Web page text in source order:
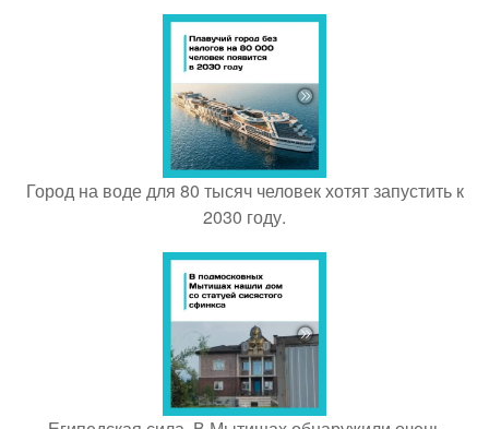
Город на воде для 80 тысяч человек хотят запустить к
2030 году.